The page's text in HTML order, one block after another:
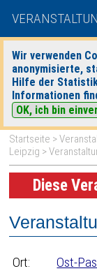
Wir verwenden
anonymisierte,
Hilfe der
Informationen
OK, ich bin
Startseite >
Leipzig >
Diese
Ort:
Ost-